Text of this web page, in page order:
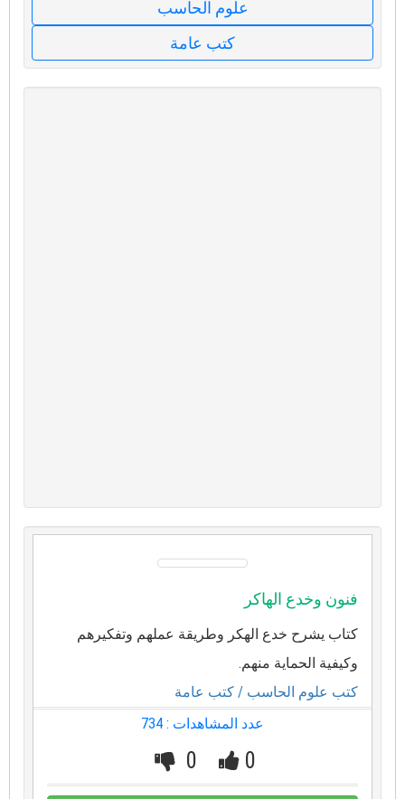
علوم الحاسب
كتب عامة
فنون وخدع الهاكر
كتاب يشرح خدع الهكر وطريقة عملهم وتفكيرهم
وكيفية الحماية منهم.
كتب علوم الحاسب / كتب عامة
عدد المشاهدات : 734
0
0